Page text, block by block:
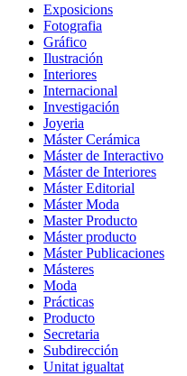
Exposicions
Fotografia
Gráfico
Ilustración
Interiores
Internacional
Investigación
Joyeria
Máster Cerámica
Máster de Interactivo
Máster de Interiores
Máster Editorial
Máster Moda
Master Producto
Máster producto
Máster Publicaciones
Másteres
Moda
Prácticas
Producto
Secretaria
Subdirección
Unitat igualtat